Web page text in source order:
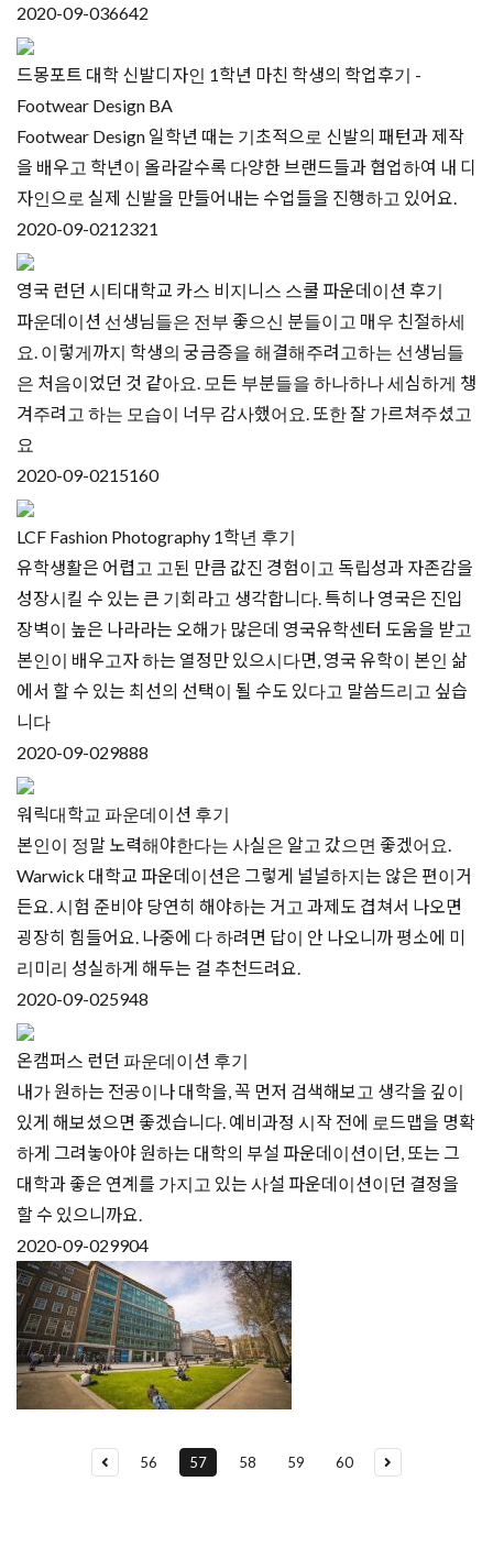
2020-09-036642
드몽포트 대학 신발디자인 1학년 마친 학생의 학업후기 -
Footwear Design BA
Footwear Design 일학년 때는 기초적으로 신발의 패턴과 제작
을 배우고 학년이 올라갈수록 다양한 브랜드들과 협업하여 내 디
자인으로 실제 신발을 만들어내는 수업들을 진행하고 있어요.
2020-09-0212321
영국 런던 시티대학교 카스 비지니스 스쿨 파운데이션 후기
파운데이션 선생님들은 전부 좋으신 분들이고 매우 친절하세
요. 이렇게까지 학생의 궁금증을 해결해주려고하는 선생님들
은 처음이었던 것 같아요. 모든 부분들을 하나하나 세심하게 챙
겨주려고 하는 모습이 너무 감사했어요. 또한 잘 가르쳐주셨고
요
2020-09-0215160
LCF Fashion Photography 1학년 후기
유학생활은 어렵고 고된 만큼 값진 경험이고 독립성과 자존감을
성장시킬 수 있는 큰 기회라고 생각합니다. 특히나 영국은 진입
장벽이 높은 나라라는 오해가 많은데 영국유학센터 도움을 받고
본인이 배우고자 하는 열정만 있으시다면, 영국 유학이 본인 삶
에서 할 수 있는 최선의 선택이 될 수도 있다고 말씀드리고 싶습
니다
2020-09-029888
워릭대학교 파운데이션 후기
본인이 정말 노력해야한다는 사실은 알고 갔으면 좋겠어요.
Warwick 대학교 파운데이션은 그렇게 널널하지는 않은 편이거
든요. 시험 준비야 당연히 해야하는 거고 과제도 겹쳐서 나오면
굉장히 힘들어요. 나중에 다 하려면 답이 안 나오니까 평소에 미
리미리 성실하게 해두는 걸 추천드려요.
2020-09-025948
온캠퍼스 런던 파운데이션 후기
내가 원하는 전공이나 대학을, 꼭 먼저 검색해보고 생각을 깊이
있게 해보셨으면 좋겠습니다. 예비과정 시작 전에 로드맵을 명확
하게 그려놓아야 원하는 대학의 부설 파운데이션이던, 또는 그
대학과 좋은 연계를 가지고 있는 사설 파운데이션이던 결정을
할 수 있으니까요.
2020-09-029904
56 57 58 59 60